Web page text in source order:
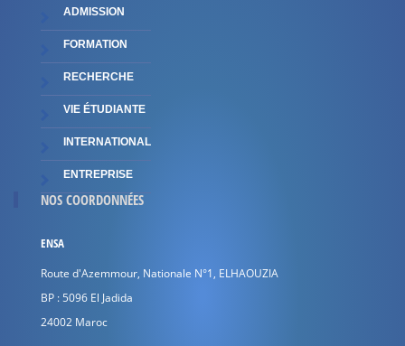
ADMISSION
FORMATION
RECHERCHE
VIE ÉTUDIANTE
INTERNATIONAL
ENTREPRISE
NOS COORDONNÉES
ENSA
Route d'Azemmour, Nationale N°1, ELHAOUZIA
BP : 5096 El Jadida
24002 Maroc